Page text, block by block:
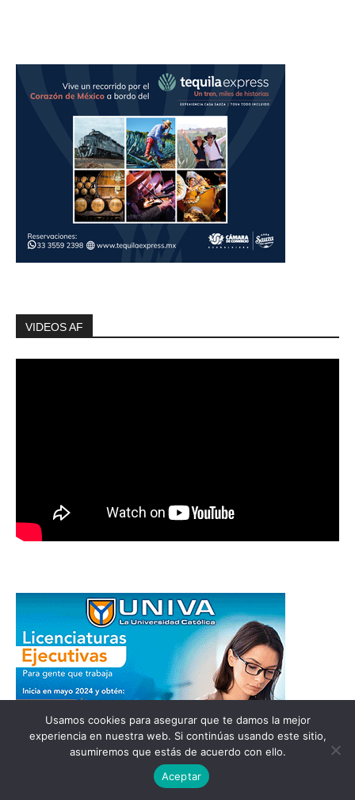
VIDEOS AF
Usamos cookies para asegurar que te damos la mejor
experiencia en nuestra web. Si continúas usando este sitio,
asumiremos que estás de acuerdo con ello.
Aceptar